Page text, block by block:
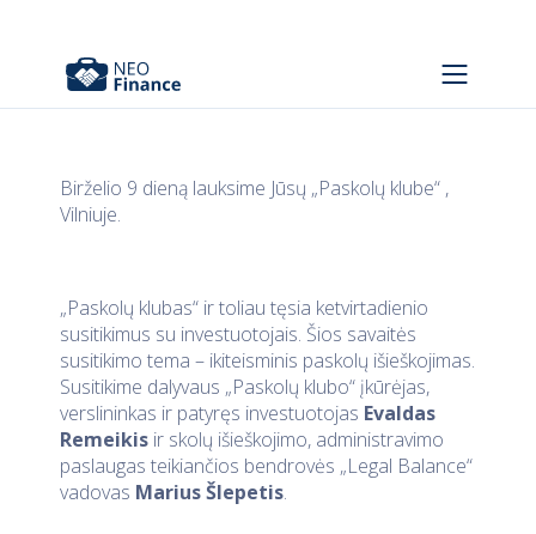
Birželio 9 dieną lauksime Jūsų „Paskolų klube“ ,
Vilniuje.
„Paskolų klubas“ ir toliau tęsia ketvirtadienio
susitikimus su investuotojais. Šios savaitės
susitikimo tema – ikiteisminis paskolų išieškojimas.
Susitikime dalyvaus „Paskolų klubo“ įkūrėjas,
verslininkas ir patyręs investuotojas Evaldas
Remeikis ir skolų išieškojimo, administravimo
paslaugas teikiančios bendrovės „Legal Balance“
vadovas Marius Šlepetis.